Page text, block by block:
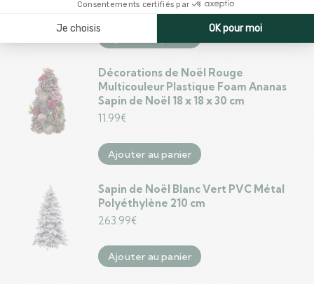
Décorations de Noël Rouge
Multicouleur Plastique Foam Ananas
Sapin de Noël 18 x 18 x 30 cm
11.99€
Ajouter au panier
Sapin de Noël Blanc Vert PVC Métal
Polyéthylène 210 cm
263.99€
Ajouter au panier